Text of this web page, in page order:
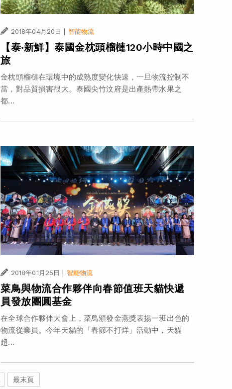
2018年04月20日 | 智能物流
【泰‧新鮮】泰國金枕頭榴槤120小時中國之
旅
金枕頭榴槤在環境中的成熟度變化快速，一旦物流控制不
當，對品質損害很大。泰國尖竹汶府是出產熱帶水果之
都...
2018年01月25日 | 智能物流
菜鳥與物流合作夥伴向春節值班天貓快遞
員發放團圓基金
在全球合作夥伴大會上，菜鳥頒發金燕獎表揚一班出色的
物流從業員。今年天貓的「春節不打烊」活動中，天貓
超...
最末頁